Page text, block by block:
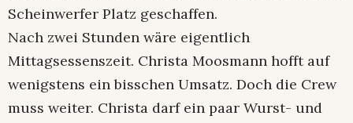
Scheinwerfer Platz geschaffen.
Nach zwei Stunden wäre eigentlich
Mittagsessenszeit. Christa Moosmann hofft auf
wenigstens ein bisschen Umsatz. Doch die Crew
muss weiter. Christa darf ein paar Wurst- und